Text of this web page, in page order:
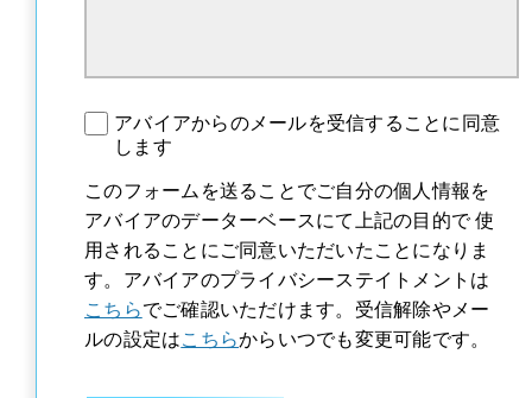
アバイアからのメールを受信することに同意
します
このフォームを送ることでご自分の個人情報を
アバイアのデーターベースにて上記の目的で 使
用されることにご同意いただいたことになりま
す。アバイアのプライバシーステイトメントは
こちら新しいタブで開く
でご確認いただけます。受信解除やメー
ルの設定はこちら新しいタブで開く
からいつでも変更可能です。